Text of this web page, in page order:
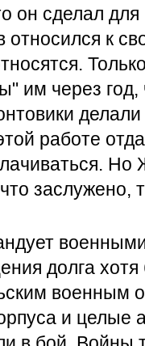
он сделал
к
им через
работе
Но
заслужено,
долга
военным
и целые